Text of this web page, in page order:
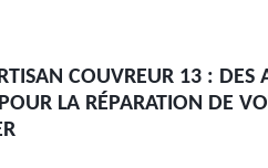
COUVREUR 13 : DES
LA RÉPARATION DE